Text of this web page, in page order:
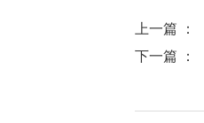
上一篇 ：
下一篇 ：